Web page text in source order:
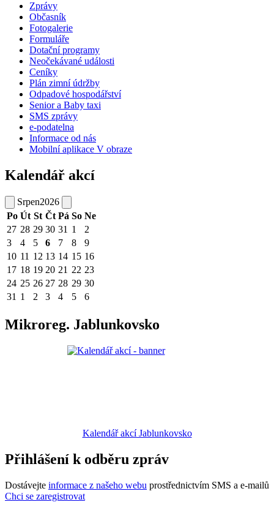
Zprávy
Občasník
Fotogalerie
Formuláře
Dotační programy
Neočekávané události
Ceníky
Plán zimní údržby
Odpadové hospodářství
Senior a Baby taxi
SMS zprávy
e-podatelna
Informace od nás
Mobilní aplikace V obraze
Kalendář akcí
Srpen2026
Po Út St Čt Pá So Ne
27 28 29 30 31 1
2
3
4 5 6 7 8
9
10 11 12 13 14 15 16
17 18 19 20 21 22 23
24 25 26 27 28 29 30
31 1 2 3 4 5 6
Mikroreg. Jablunkovsko
Kalendář akcí Jablunkovsko
Přihlášení k odběru zpráv
Dostávejte informace z našeho webu prostřednictvím SMS a e-mailů
Chci se zaregistrovat